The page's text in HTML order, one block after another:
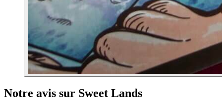
Notre avis sur Sweet Lands